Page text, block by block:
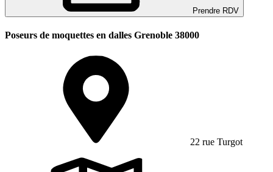
Prendre RDV
Poseurs de moquettes en dalles Grenoble 38000
22 rue Turgot